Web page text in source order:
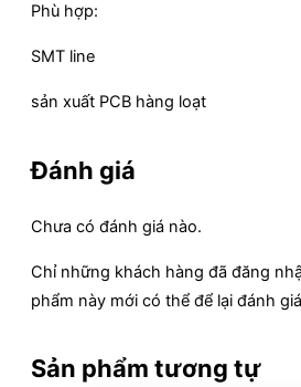
Phù hợp:
SMT line
sản xuất PCB hàng loạt
Đánh giá
Chưa có đánh giá nào.
Chỉ những khách hàng đã đăng
phẩm này mới có thể để lại đánh
Sản phẩm tương tự